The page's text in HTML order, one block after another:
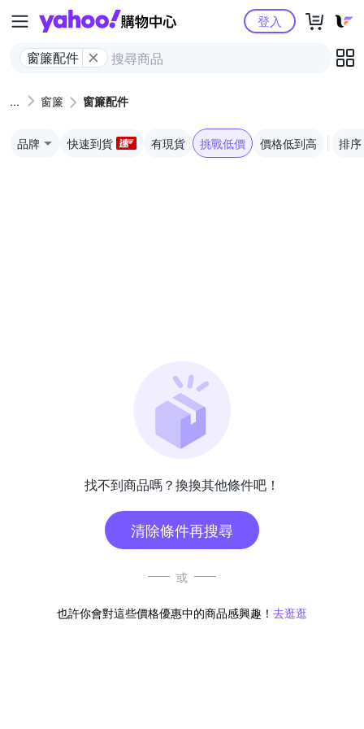
Yahoo購物中心
窗簾配件
登入
窗簾 窗簾配件
品牌 快速到貨 有現貨 挑戰低價 價格低到高 排序
找不到商品嗎？換換其他條件吧！
清除條件再搜尋
或
也許你會對這些價格優惠中的商品感興趣！ 去逛逛